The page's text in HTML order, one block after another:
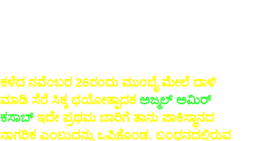
ಕಳೆದ ನವೆಂಬರ 26ರಂದು ಮುಂಬೈ ಮೇಲೆ ದಾಳಿ
ಮಾಡಿ ಸೆರೆ ಸಿಕ್ಕ ಭಯೋತ್ಪಾದಕ ಅಜ್ಮಲ್ ಅಮಿರ್
ಕಸಾಬ್ಇದೇ ಪ್ರಥಮ ಬಾರಿಗೆ ತಾನು ಪಾಕಿಸ್ಥಾನದ
ನಾಗರಿಕ ಎಂಬುದನ್ನು ಒಪ್ಪಿಕೊಂಡ. ಬಂಧನದಲ್ಲಿರುವ